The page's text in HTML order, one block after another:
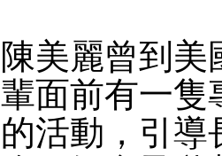
陳美麗曾到
輩面前有一隻
的活動，引導